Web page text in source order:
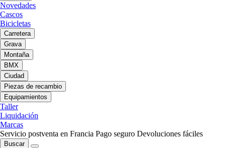
Novedades
Cascos
Bicicletas
Carretera
Grava
Montaña
BMX
Ciudad
Piezas de recambio
Equipamientos
Taller
Liquidación
Marcas
Servicio postventa en Francia Pago seguro Devoluciones fáciles
Buscar